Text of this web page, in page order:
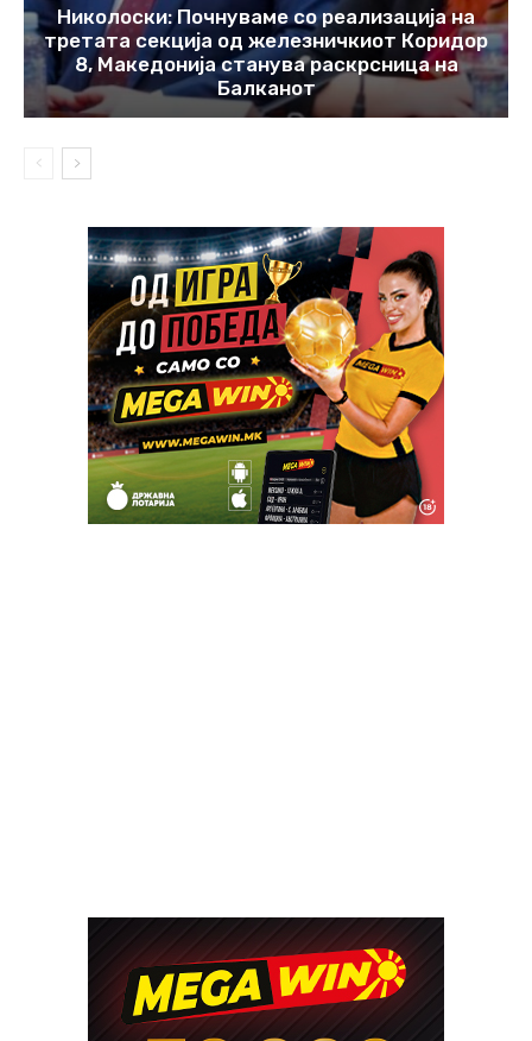
Николоски: Почнуваме со реализација на
третата секција од железничкиот Коридор
8, Македонија станува раскрсница на
Балканот